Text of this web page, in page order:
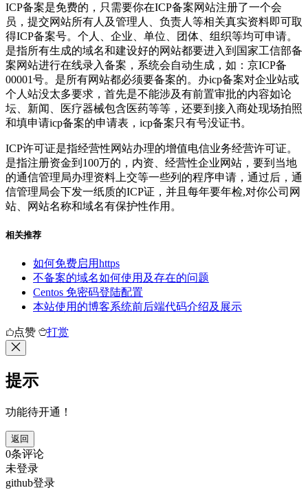
ICP备案是免费的，只需要你在ICP备案网站注册了一个会
员，提交网站所有人及管理人、负责人等相关真实资料即可取
得ICP备案号。个人、企业、单位、团体、组织等均可申请。
是指所有生成的域名和建设好的网站都要进入到国家工信部备
案网站进行在线录入备案，系统会自动生成，如：京ICP备
00001号。是所有网站都必须要备案的。办icp备案对企业站或
个人站没太多要求，首先是不能涉及有前置审批的内容如论
坛、新闻、医疗器械包含医药等等，还要到接入商处现场拍照
和填申请icp备案的申请表，icp备案只有号没证书。
ICP许可证是指经营性网站办理的增值电信业务经营许可证。
是指注册资金到100万的，内资、经营性企业网站，要到当地
的通信管理局办理资料上交等一些列的程序申请，通过后，通
信管理局会下发一纸质的ICP证，并且每年要年检,对你公司网
站、网站名称和域名有保护性作用。
相关推荐
如何免费启用https
不备案的域名如何使用及存在的问题
Centos 免密码登陆配置
本站使用的博客系统前后端代码介绍及展示
点赞 打赏
提示
功能待开通！
返回
0条评论
未登录
github登录